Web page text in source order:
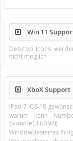
Win 11
Desktop Icons
nicht möglich
XboX Support
iPad 7 iOS 18
warum kann
(summe(B3:B92))
Windowbasiertes